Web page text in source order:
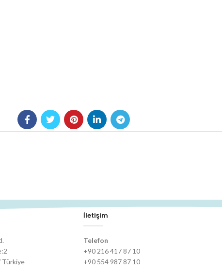
Türkiye
İletişim
Telefon
+90 216 417 87 10
+90 554 987 87 10